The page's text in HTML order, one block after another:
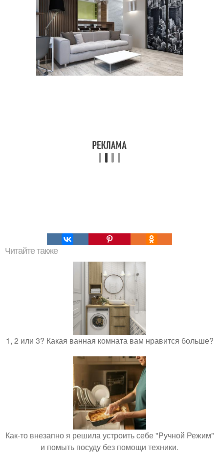
Читайте также
1, 2 или 3? Какая ванная комната вам нравится больше?
Как-то внезапно я решила устроить себе "Ручной Режим"
и помыть посуду без помощи техники.